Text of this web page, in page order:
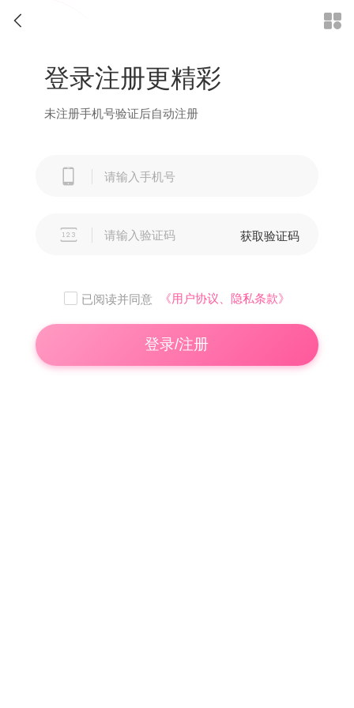

登录注册更精彩
未注册手机号验证后自动注册
 获取验证码
已阅读并同意 《用户协议、隐私条款》
登录/注册
